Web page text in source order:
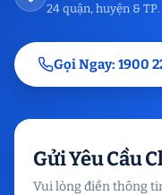
24 quận, huyện &
Gọi Ngay: 1900
Gửi Yêu Cầu
Vui lòng điền thông